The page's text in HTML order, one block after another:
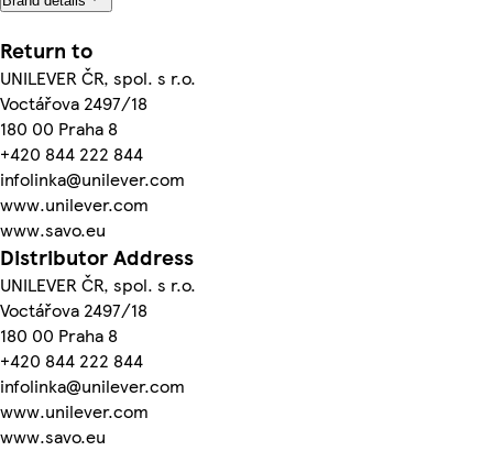
Return to
UNILEVER ČR, spol. s r.o.
Voctářova 2497/18
180 00 Praha 8
+420 844 222 844
infolinka@unilever.com
www.unilever.com
www.savo.eu
Distributor Address
UNILEVER ČR, spol. s r.o.
Voctářova 2497/18
180 00 Praha 8
+420 844 222 844
infolinka@unilever.com
www.unilever.com
www.savo.eu